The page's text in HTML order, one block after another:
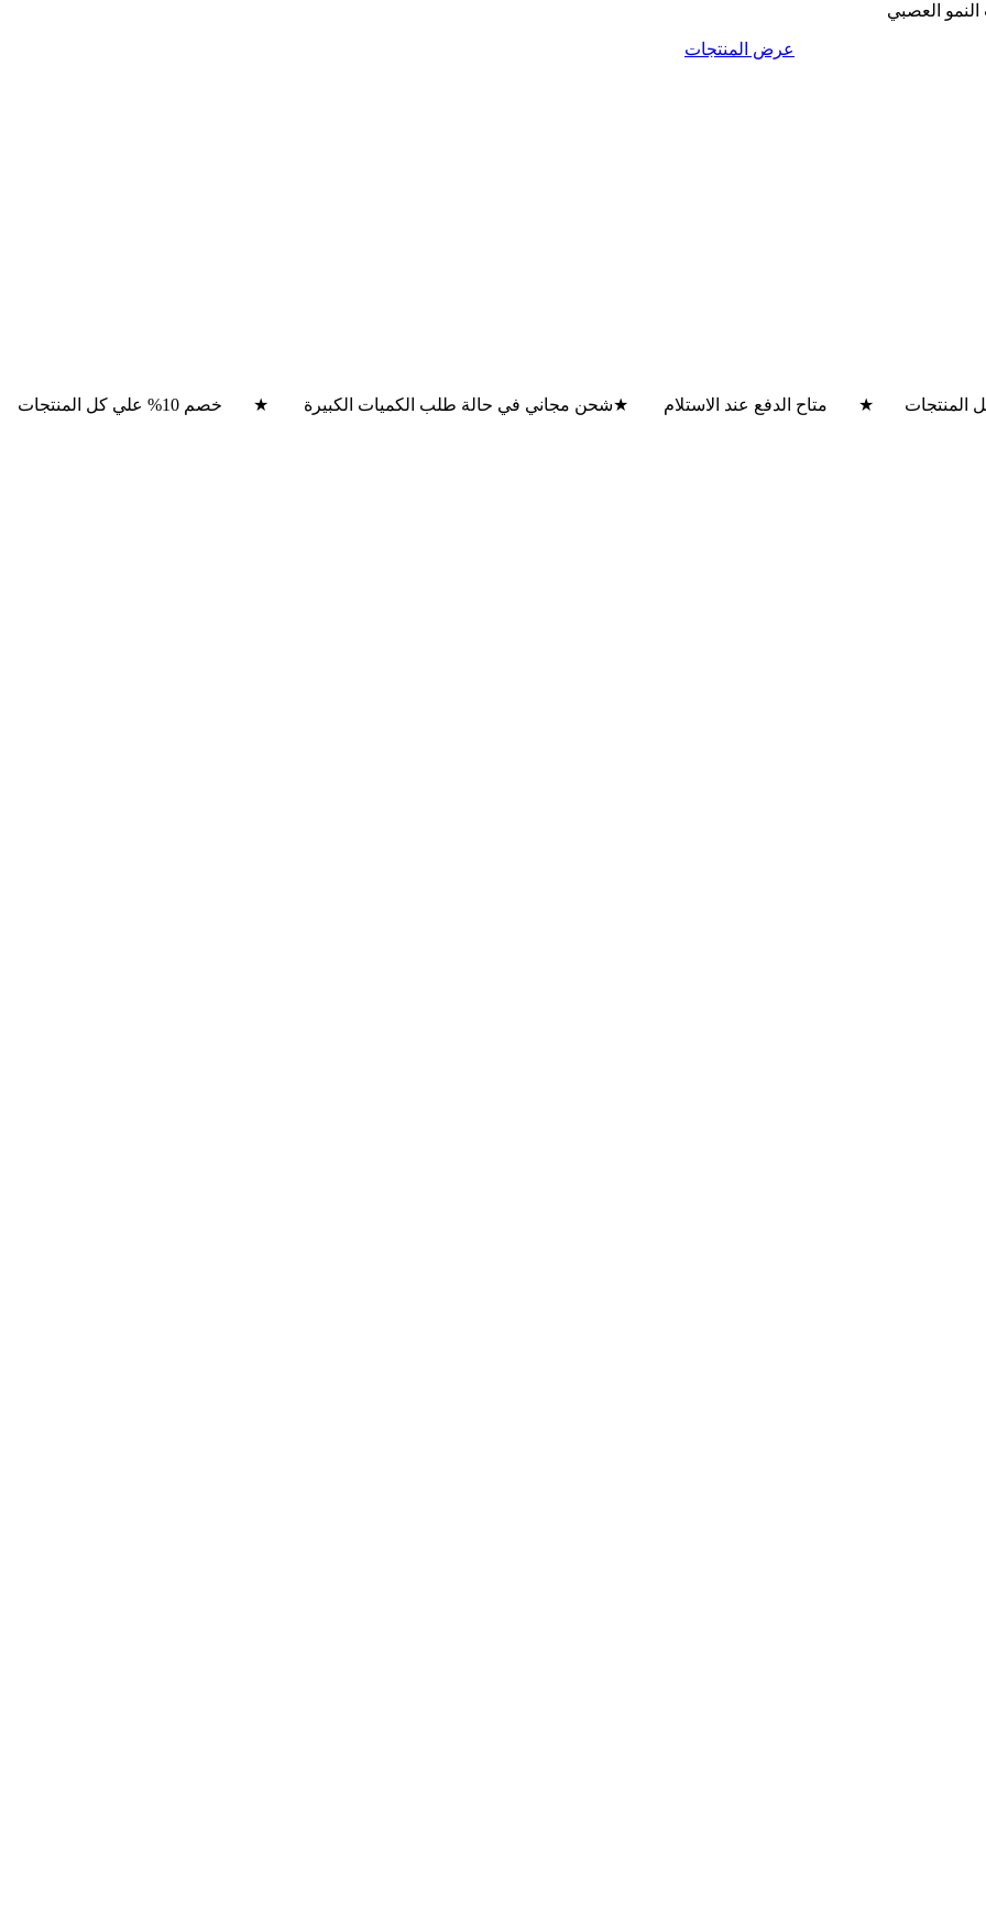
النمو العصبي
عرض المنتجات
شحن مجاني في حالة طلب الكميات الكبيرة ★ خصم 10% علي كل